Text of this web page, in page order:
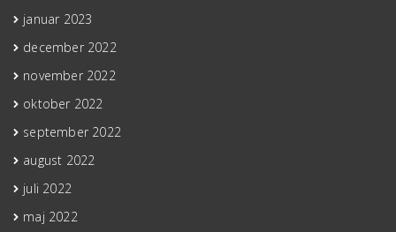
januar 2023
december 2022
november 2022
oktober 2022
september 2022
august 2022
juli 2022
maj 2022